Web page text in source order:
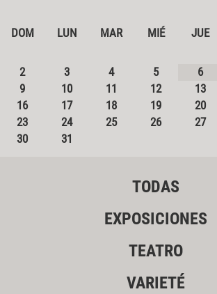
DOM LUN MAR MIÉ JUE
2
3 4 5 6
9
10 11 12 13
16
17 18 19 20
23
24 25 26 27
30
31
TODAS
EXPOSICIONES
TEATRO
VARIETÉ